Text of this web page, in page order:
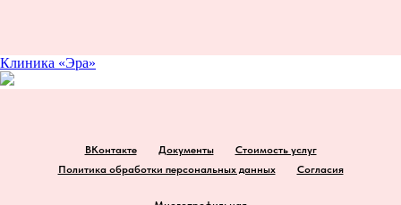
Клиника «Эра»
ВКонтакте Документы
Стоимость услуг
Политика обработки персональных данных
Cогласия